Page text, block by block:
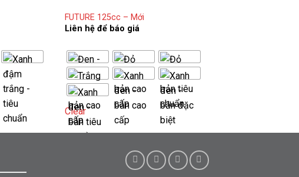
FUTURE 125cc – Mới
Liên hệ để báo giá
Clear